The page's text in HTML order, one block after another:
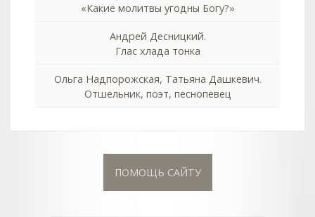
«Какие молитвы угодны Богу?»
Андрей Десницкий.
Глас хлада тонка
Ольга Надпорожская, Татьяна Дашкевич.
Отшельник, поэт, песнопевец
ПОМОЩЬ САЙТУ